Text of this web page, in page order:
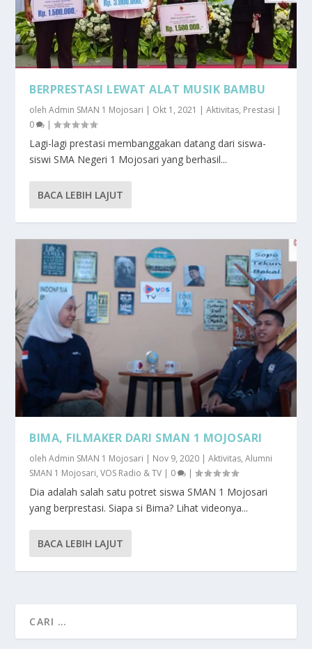
BERPRESTASI LEWAT ALAT MUSIK BAMBU
olehAdmin SMAN 1 Mojosari | Okt 1, 2021 |Aktivitas, Prestasi |
0
|
Lagi-lagi prestasi membanggakan datang dari siswa-
siswi SMA Negeri 1 Mojosari yang berhasil...
BACA LEBIH LAJUT
BIMA, FILMAKER DARI SMAN 1 MOJOSARI
olehAdmin SMAN 1 Mojosari | Nov 9, 2020 |Aktivitas,Alumni
SMAN 1 Mojosari,VOS Radio & TV | 0 |
Dia adalah salah satu potret siswa SMAN 1 Mojosari
yang berprestasi. Siapa si Bima? Lihat videonya...
BACA LEBIH LAJUT